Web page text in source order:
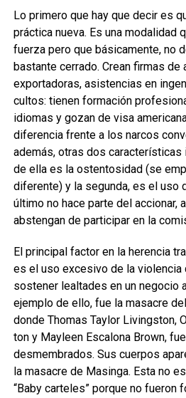
Lo primero que hay que decir es
práctica nueva. Es una modalidad
fuerza pero que básicamente, no
bastante cerrado. Crean firmas de
exportadoras, asistencias en
cultos: tienen formación
idiomas y gozan de visa
diferencia frente a los narcos
además, otras dos características
de ella es la ostentosidad (se
diferente) y la segunda, es el uso
último no hace parte del accionar,
abstengan de participar en la
El principal factor en la herencia
es el uso excesivo de la violencia
sostener lealtades en un negocio
ejemplo de ello, fue la masacre
donde Thomas Taylor Livingston,
ton y Mayleen Escalona Brown,
desmembrados. Sus cuerpos
la masacre de Masinga. Esta no
“Baby carteles” porque no fueron